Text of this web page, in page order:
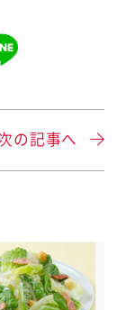
の記事へ